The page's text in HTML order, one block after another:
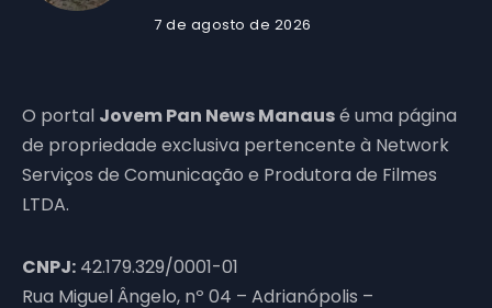
7 de agosto de 2026
O portal Jovem Pan News Manausé uma página
de propriedade exclusiva pertencente à Network
Serviços de Comunicação e Produtora de Filmes
LTDA.
CNPJ: 42.179.329/0001-01
Rua Miguel Ângelo, nº 04 – Adrianópolis –